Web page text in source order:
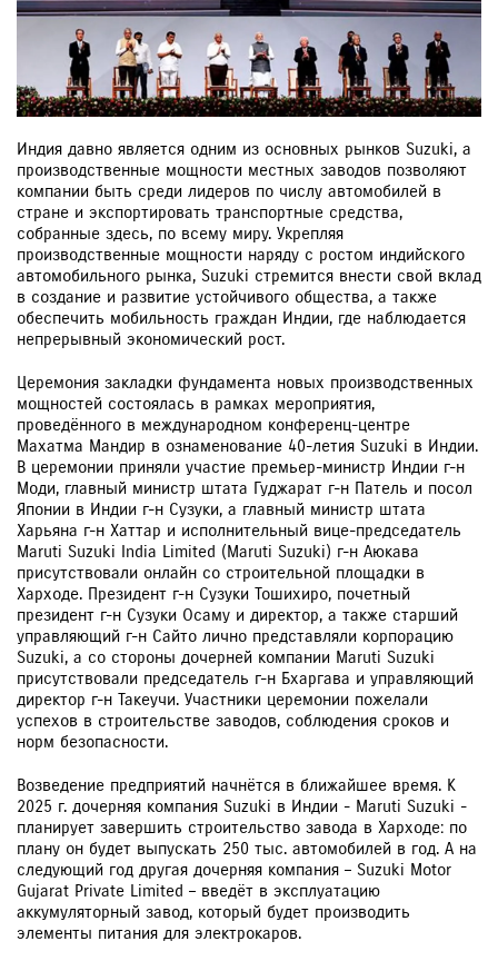
Индия давно является одним из основных рынков Suzuki, а
производственные мощности местных заводов позволяют
компании быть среди лидеров по числу автомобилей в
стране и экспортировать транспортные средства,
собранные здесь, по всему миру. Укрепляя
производственные мощности наряду с ростом индийского
автомобильного рынка, Suzuki стремится внести свой вклад
в создание и развитие устойчивого общества, а также
обеспечить мобильность граждан Индии, где наблюдается
непрерывный экономический рост.
Церемония закладки фундамента новых производственных
мощностей состоялась в рамках мероприятия,
проведённого в международном конференц-центре
Махатма Мандир в ознаменование 40-летия Suzuki в Индии.
В церемонии приняли участие премьер-министр Индии г-н
Моди, главный министр штата Гуджарат г-н Патель и посол
Японии в Индии г-н Сузуки, а главный министр штата
Харьяна г-н Хаттар и исполнительный вице-председатель
Maruti Suzuki India Limited (Maruti Suzuki) г-н Аюкава
присутствовали онлайн со строительной площадки в
Харходе. Президент г-н Сузуки Тошихиро, почетный
президент г-н Сузуки Осаму и директор, а также старший
управляющий г-н Сайто лично представляли корпорацию
Suzuki, а со стороны дочерней компании Maruti Suzuki
присутствовали председатель г-н Бхаргава и управляющий
директор г-н Такеучи. Участники церемонии пожелали
успехов в строительстве заводов, соблюдения сроков и
норм безопасности.
Возведение предприятий начнётся в ближайшее время. К
2025 г. дочерняя компания Suzuki в Индии - Maruti Suzuki -
планирует завершить строительство завода в Харходе: по
плану он будет выпускать 250 тыс. автомобилей в год. А на
следующий год другая дочерняя компания – Suzuki Motor
Gujarat Private Limited – введёт в эксплуатацию
аккумуляторный завод, который будет производить
элементы питания для электрокаров.